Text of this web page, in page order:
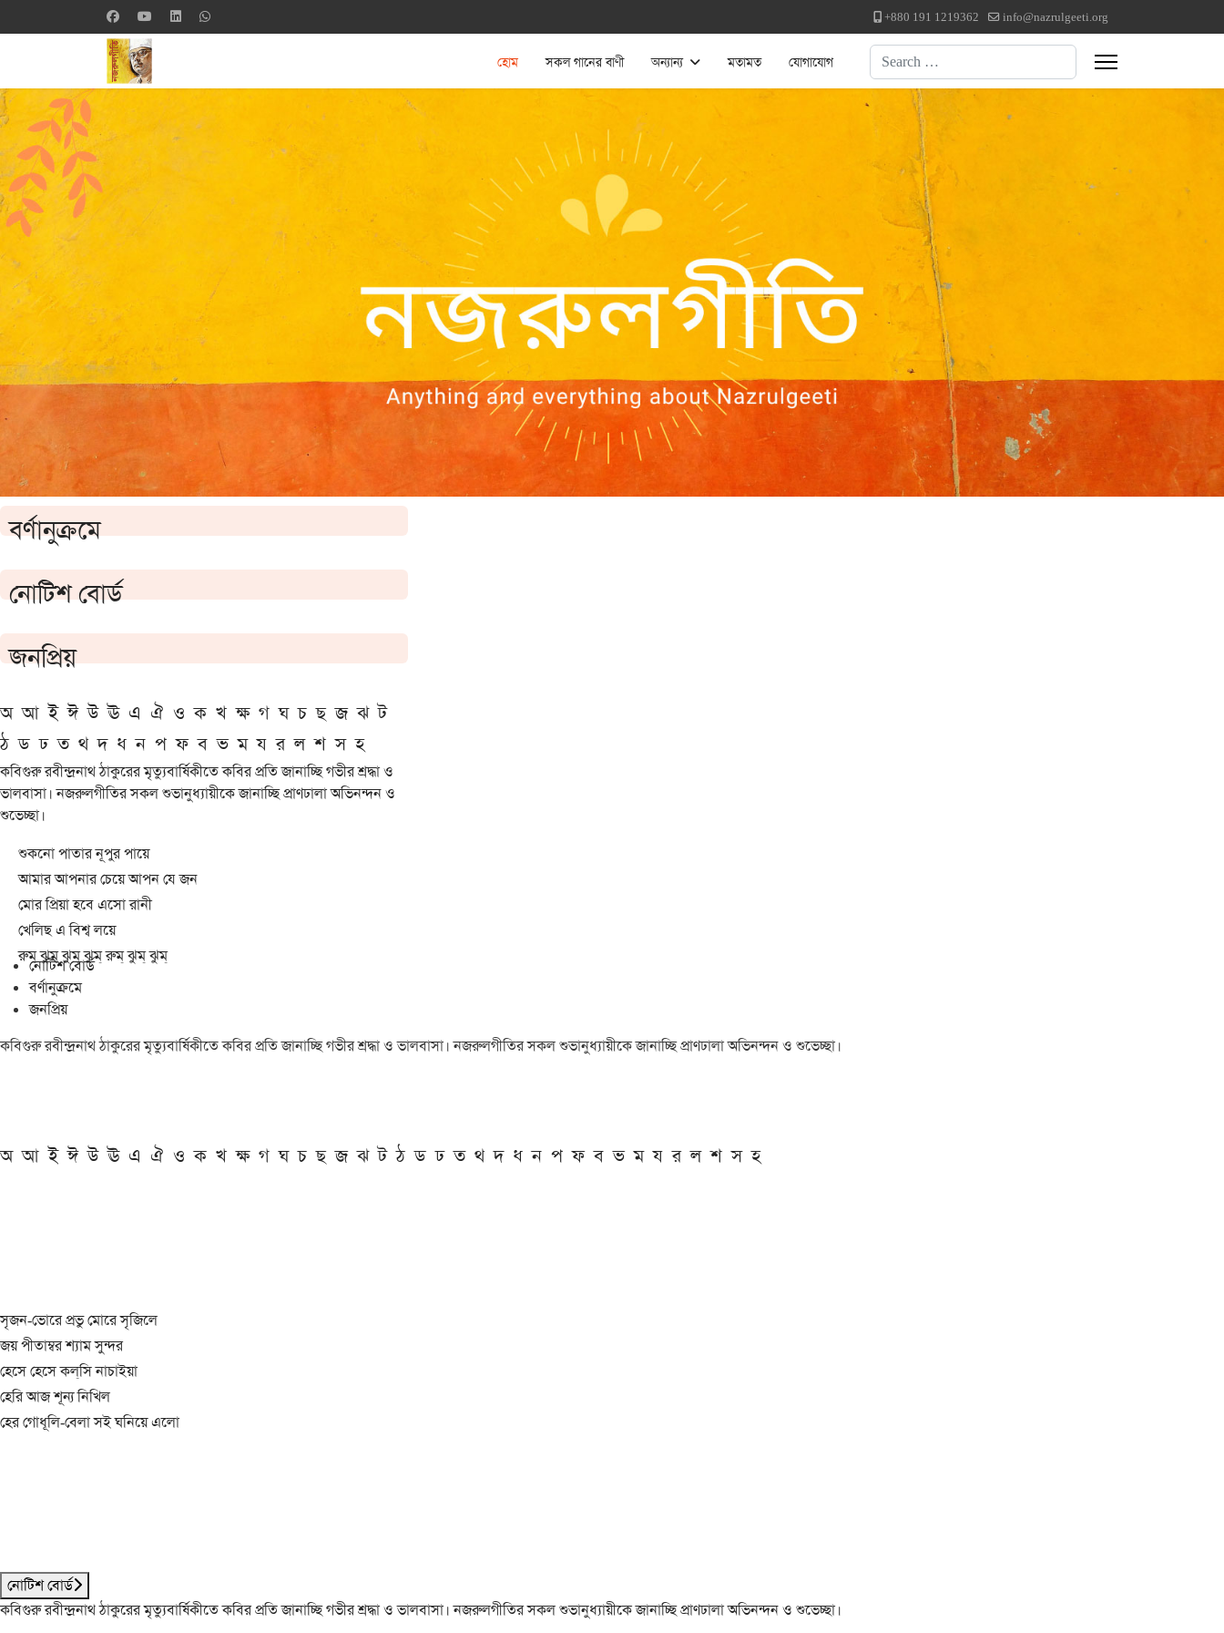
+880 191 1219362 info@nazrulgeeti.org
হোম সকল গানের বাণী অন্যান্য মতামত যোগাযোগ Search
বর্ণানুক্রমে
নোটিশ বোর্ড
জনপ্রিয়
অ আ ই ঈ উ ঊ এ ঐ ও ক খ ক্ষ গ ঘ চ ছ জ ঝ ট
ঠ ড ঢ ত থ দ ধ ন প ফ ব ভ ম য র ল শ স হ
কবিগুরু রবীন্দ্রনাথ ঠাকুরের মৃত্যুবার্ষিকীতে কবির প্রতি জানাচ্ছি গভীর শ্রদ্ধা ও
ভালবাসা। নজরুলগীতির সকল শুভানুধ্যায়ীকে জানাচ্ছি প্রাণঢালা অভিনন্দন ও
শুভেচ্ছা।
শুকনো পাতার নূপুর পায়ে
আমার আপনার চেয়ে আপন যে জন
মোর প্রিয়া হবে এসো রানী
খেলিছ এ বিশ্ব লয়ে
রুম্ ঝুম্ ঝুম্ ঝুম্ রুম্ ঝুম্ ঝুম্
নোটিশ বোর্ড
বর্ণানুক্রমে
জনপ্রিয়
কবিগুরু রবীন্দ্রনাথ ঠাকুরের মৃত্যুবার্ষিকীতে কবির প্রতি জানাচ্ছি গভীর শ্রদ্ধা ও ভালবাসা। নজরুলগীতির সকল শুভানুধ্যায়ীকে জানাচ্ছি প্রাণঢালা অভিনন্দন ও শুভেচ্ছা।
অ আ ই ঈ উ ঊ এ ঐ ও ক খ ক্ষ গ ঘ চ ছ জ ঝ ট ঠ ড ঢ ত থ দ ধ ন প ফ ব ভ ম য র ল শ স হ
সৃজন-ভোরে প্রভু মোরে সৃজিলে
জয় পীতাম্বর শ্যাম সুন্দর
হেসে হেসে কল্‌সি নাচাইয়া
হেরি আজ শূন্য নিখিল
হের গোধূলি-বেলা সই ঘনিয়ে এলো
নোটিশ বোর্ড
কবিগুরু রবীন্দ্রনাথ ঠাকুরের মৃত্যুবার্ষিকীতে কবির প্রতি জানাচ্ছি গভীর শ্রদ্ধা ও ভালবাসা। নজরুলগীতির সকল শুভানুধ্যায়ীকে জানাচ্ছি প্রাণঢালা অভিনন্দন ও শুভেচ্ছা।